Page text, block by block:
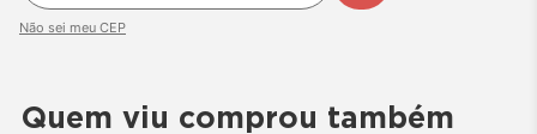
Não sei meu CEP
Quem viu comprou também